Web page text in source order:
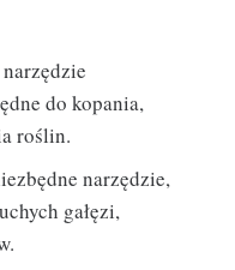
do kopania,
roślin.
narzędzie,
gałęzi,